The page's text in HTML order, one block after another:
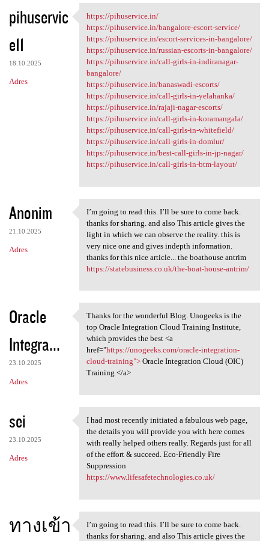
K
o
m
e
n
pihuservic
e11
18.10.2025
Adres
https://pihuservice.in/
https://pihuservice.in/
https://pihuservice.in/bangalore-escort-service/
https://pihuservice.in/escort-services-in-bangalore/
https://pihuservice.in/russian-escorts-in-bangalore/
https://pihuservice.in/call-girls-in-indiranagar-
bangalore/
https://pihuservice.in/banaswadi-escorts/
https://pihuservice.in/call-girls-in-yelahanka/
https://pihuservice.in/rajaji-nagar-escorts/
https://pihuservice.in/call-girls-in-koramangala/
https://pihuservice.in/call-girls-in-whitefield/
https://pihuservice.in/call-girls-in-domlur/
https://pihuservice.in/best-call-girls-in-jp-nagar/
https://pihuservice.in/call-girls-in-btm-layout/
Anonim
21.10.2025
Adres
I’m going to read this. I’ll
I’m going to read this. I’ll be sure to come back.
thanks for sharing. and also This article gives the
light in which we can observe the reality. this is
very nice one and gives indepth information.
thanks for this nice article... the boathouse antrim
https://statebusiness.co.uk/the-boat-house-antrim/
Oracle
Integra...
23.10.2025
Adres
Thanks for the wonderful Blog
Thanks for the wonderful Blog. Unogeeks is the
top Oracle Integration Cloud Training Institute,
which provides the best <a
href="https://unogeeks.com/oracle-integration-
cloud-training">Oracle Integration Cloud (OIC)
Training </a>
sei
23.10.2025
Adres
I had most recently initiated
I had most recently initiated a fabulous web page,
the details you will provide you with here comes
with really helped others really. Regards just for all
of the effort & succeed. Eco-Friendly Fire
Suppression
https://www.lifesafetechnologies.co.uk/
ทางเข้า I’m going to read this. I’ll
I’m going to read this. I’ll be sure to come back.
thanks for sharing. and also This article gives the